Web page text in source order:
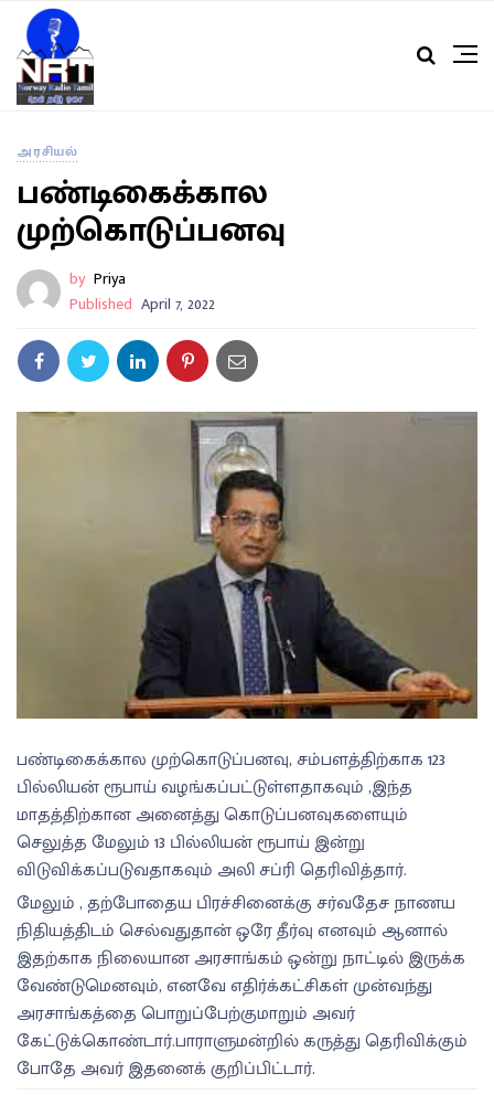
அரசியல்
பண்டிகைக்கால
முற்கொடுப்பனவு
by Priya
Published April 7, 2022
பண்டிகைக்கால முற்கொடுப்பனவு, சம்பளத்திற்காக 123
பில்லியன் ரூபாய் வழங்கப்பட்டுள்ளதாகவும் ,இந்த
மாதத்திற்கான அனைத்து கொடுப்பனவுகளையும்
செலுத்த மேலும் 13 பில்லியன் ரூபாய் இன்று
விடுவிக்கப்படுவதாகவும் அலி சப்ரி தெரிவித்தார்.
மேலும் , தற்போதைய பிரச்சினைக்கு சர்வதேச நாணய
நிதியத்திடம் செல்வதுதான் ஒரே தீர்வு எனவும் ஆனால்
இதற்காக நிலையான அரசாங்கம் ஒன்று நாட்டில் இருக்க
வேண்டுமெனவும், எனவே எதிர்க்கட்சிகள் முன்வந்து
அரசாங்கத்தை பொறுப்பேற்குமாறும் அவர்
கேட்டுக்கொண்டார்.பாராளுமன்றில் கருத்து தெரிவிக்கும்
போதே அவர் இதனைக் குறிப்பிட்டார்.